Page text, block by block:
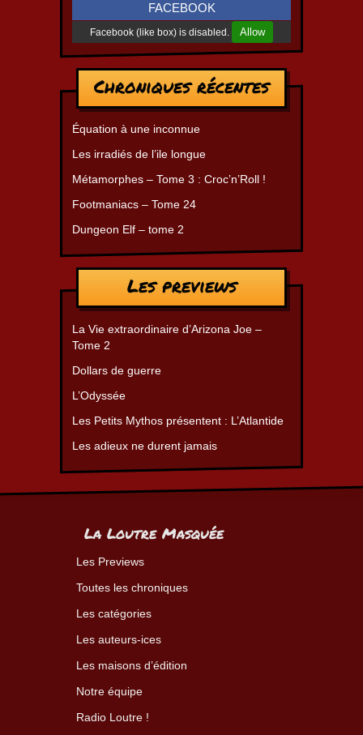
FACEBOOK
Facebook (like box) is disabled. Allow
Chroniques récentes
Équation à une inconnue
Les irradiés de l’ile longue
Métamorphes – Tome 3 : Croc’n’Roll !
Footmaniacs – Tome 24
Dungeon Elf – tome 2
Les previews
La Vie extraordinaire d’Arizona Joe –
Tome 2
Dollars de guerre
L’Odyssée
Les Petits Mythos présentent : L’Atlantide
Les adieux ne durent jamais
La Loutre Masquée
Les Previews
Toutes les chroniques
Les catégories
Les auteurs-ices
Les maisons d’édition
Notre équipe
Radio Loutre !